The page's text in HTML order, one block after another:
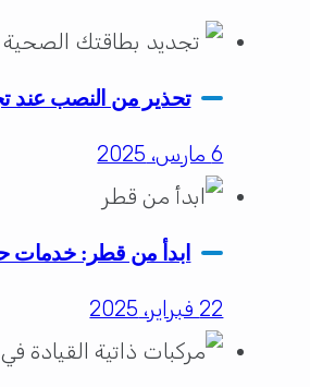
تحذير من النصب عند
6 مارس، 2025
ابدأ من قطر: خدمات
22 فبراير، 2025